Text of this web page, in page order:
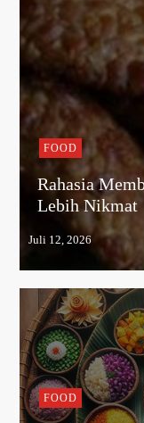
FOOD
Rahasia
Lebih Nikmat
FOOD